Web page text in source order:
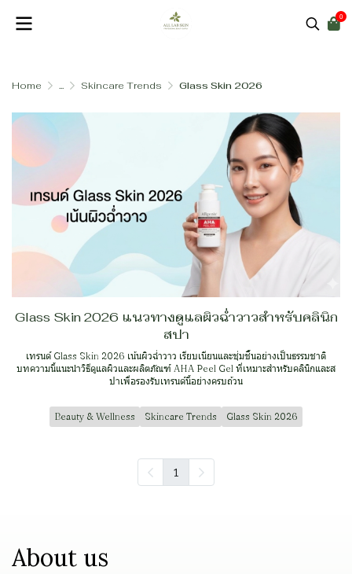
0
Home ... Skincare Trends Glass Skin 2026
Glass Skin 2026 แนวทางดูแลผิวฉ่ำวาวสำหรับคลินิก
สปา
เทรนด์ Glass Skin 2026 เน้นผิวฉ่ำวาว เรียบเนียนและชุ่มชื้นอย่างเป็นธรรมชาติ
บทความนี้แนะนำวิธีดูแลผิวและผลิตภัณฑ์ AHA Peel Gel ที่เหมาะสำหรับคลินิกและส
ปาเพื่อรองรับเทรนด์นี้อย่างครบถ้วน
Beauty & Wellness Skincare Trends Glass Skin 2026
1
About us